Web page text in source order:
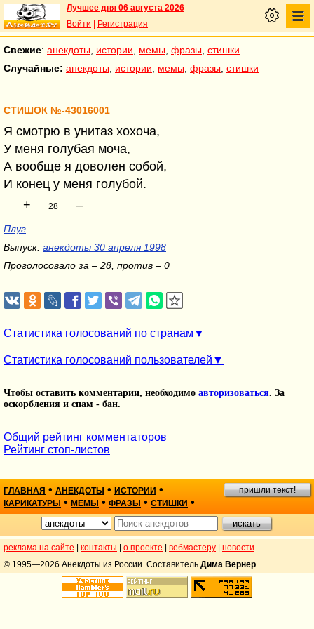
Лучшее дня 06 августа 2026
Войти
Регистрация
Свежие: анекдоты истории мемы фразы стишки
Случайные: анекдоты истории мемы фразы стишки
СТИШОК №-43016001
Я смотрю в унитаз хохоча,
У меня голубая моча,
А вообще я доволен собой,
И конец у меня голубой.
+
28 –
Плуг
Выпуск: анекдоты 30 апреля 1998
Проголосовало за – 28, против – 0
Статистика голосований по странам
Статистика голосований пользователей
Чтобы оставить комментарии, необходимо авторизоваться. За
оскорбления и спам - бан.
Общий рейтинг комментаторов
Рейтинг стоп-листов
ГЛАВНАЯ • АНЕКДОТЫ • ИСТОРИИ •
КАРИКАТУРЫ • МЕМЫ • ФРАЗЫ • СТИШКИ •
пришли текст!
реклама на сайте контакты о проекте вебмастеру
новости
© 1995—2026 Анекдоты из России. Составитель Дима Вернер